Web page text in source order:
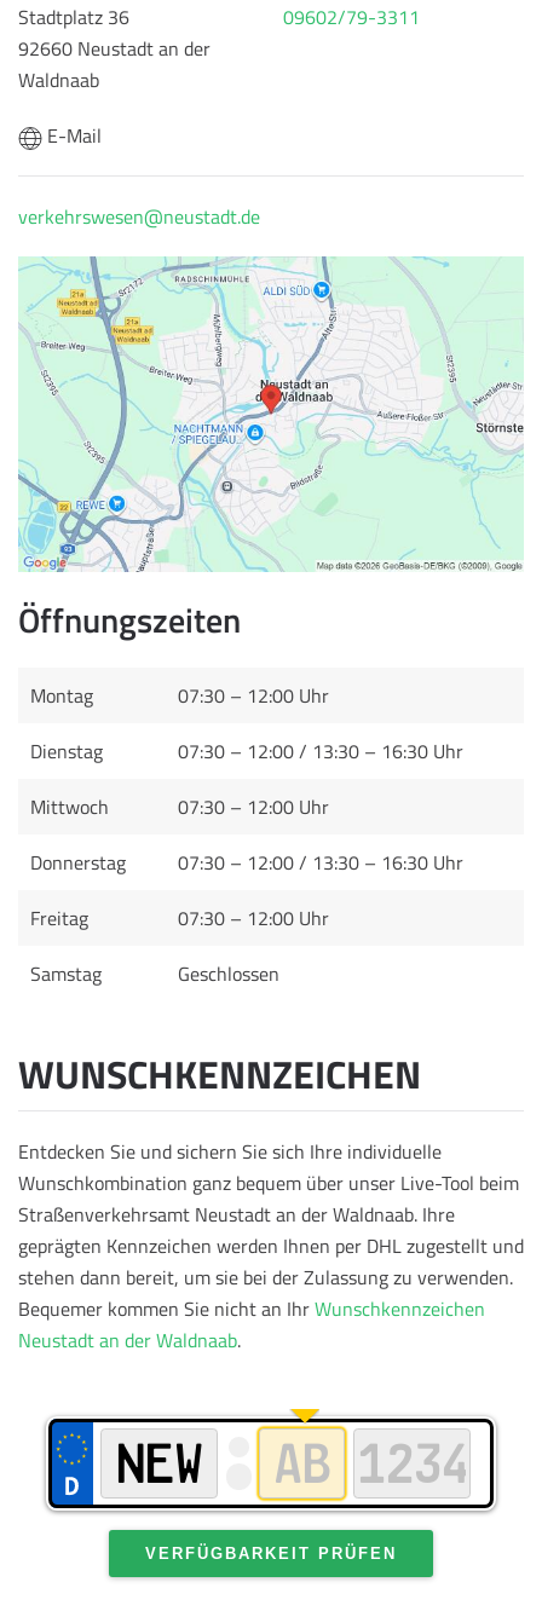
Stadtplatz 36
92660 Neustadt an der
Waldnaab
09602/79-3311
E-Mail
verkehrswesen@neustadt.de
Öffnungszeiten
Montag
07:30 – 12:00 Uhr
Dienstag
07:30 – 12:00 / 13:30 – 16:30 Uhr
Mittwoch
07:30 – 12:00 Uhr
Donnerstag
07:30 – 12:00 / 13:30 – 16:30 Uhr
Freitag
07:30 – 12:00 Uhr
Samstag
Geschlossen
WUNSCHKENNZEICHEN
Entdecken Sie und sichern Sie sich Ihre individuelle
Wunschkombination ganz bequem über unser Live-Tool beim
Straßenverkehrsamt Neustadt an der Waldnaab. Ihre
geprägten Kennzeichen werden Ihnen per DHL zugestellt und
stehen dann bereit, um sie bei der Zulassung zu verwenden.
Bequemer kommen Sie nicht an IhrWunschkennzeichen
Neustadt an der Waldnaab.
VERFÜGBARKEIT PRÜFEN